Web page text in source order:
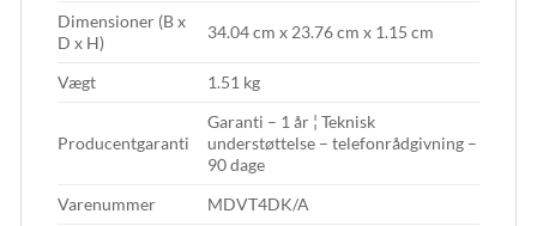
Dimensioner (B x
D x H)
34.04 cm x 23.76 cm x 1.15 cm
Vægt 1.51 kg
Producentgaranti
Garanti – 1 år ¦ Teknisk
understøttelse – telefonrådgivning –
90 dage
Varenummer
MDVT4DK/A